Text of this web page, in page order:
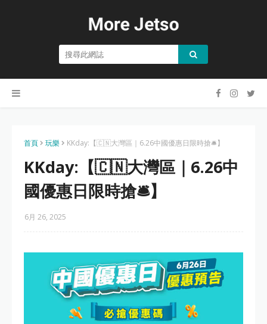
首頁 玩樂 KKday:【🇨🇳大灣區｜6.26中國優惠日限時搶🛎】
KKday:【🇨🇳大灣區｜6.26中
國優惠日限時搶🛎】
6月 26, 2025